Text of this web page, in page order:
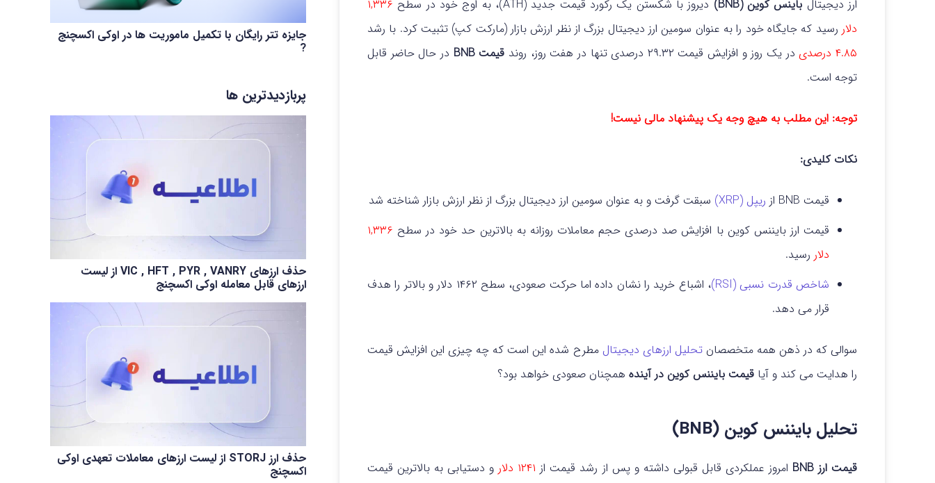
ارز دیجیتال باینس کوین (BNB) دیروز با شکستن یک رکورد قیمت جدید (ATH)، به اوج خود در سطح
۱,۳۳۶
دلار رسید که جایگاه خود را به عنوان سومین ارز دیجیتال بزرگ از نظر ارزش بازار (مارکت کپ) تثبیت کرد. با رشد
۴.۸۵ درصدی
در یک روز و افزایش قیمت ۲۹.۳۲ درصدی تنها در هفت روز، روند قیمت BNB
در حال حاضر قابل
توجه است.
توجه: این مطلب به هیچ وجه یک پیشنهاد مالی نیست!
نکات کلیدی:
قیمت BNB از ریپل (XRP)
سبقت گرفت و به عنوان سومین ارز دیجیتال بزرگ از نظر ارزش بازار شناخته شد
قیمت ارز بایننس کوین با افزایش صد درصدی حجم معاملات روزانه به بالاترین حد خود در سطح ۱,۳۳۶
دلار رسید.
شاخص قدرت نسبی (RSI)
، اشباع خرید را نشان داده اما حرکت صعودی، سطح ۱۴۶۲ دلار و بالاتر را هدف
قرار می دهد.
سوالی که در ذهن همه متخصصانتحلیل ارزهای دیجیتال مطرح شده این است که چه چیزی این افزایش قیمت
را هدایت می کند و آیا قیمت بایننس کوین در آینده همچنان صعودی خواهد بود؟
تحلیل بایننس کوین (BNB)
قیمت ارز BNB امروز عملکردی قابل قبولی داشته و پس از رشد قیمت از۱۲۴۱ دلار
و دستیابی به بالاترین قیمت
جایزه تتر رایگان با تکمیل ماموریت ها در اوکی اکسچنج
?
پربازدیدترین ها
حذف ارزهای VIC , HFT , PYR , VANRY از لیست
ارزهای قابل معامله اوکی اکسچنج
حذف ارز STORJ از لیست ارزهای معاملات تعهدی اوکی
اکسچنج